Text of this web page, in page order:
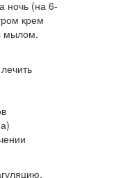
ночь (на 6-
крем
мылом.